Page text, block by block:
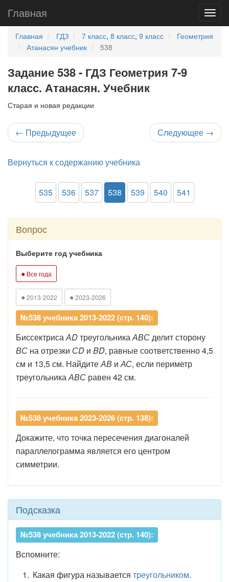
Главная
Главная ГДЗ 7 класс, 8 класс, 9 класс
Геометрия
Атанасян учебник
538
Задание 538 - ГДЗ Геометрия 7-9
класс. Атанасян. Учебник
Старая и новая редакции
← Предыдущее Следующее →
Вернуться к содержанию учебника
535 536 537 538 539 540 541
Вопрос
Выберите год учебника
● Все года
● 2013-2022 ● 2023-2026
№538 учебника 2013-2022 (стр. 140):
БиссектрисаАDтреугольникаАВСделит сторону
ВС на отрезки СD и BD, равные соответственно 4,5
см и 13,5 см. НайдитеАВ иАС, если периметр
треугольникаАВС равен 42 см.
№538 учебника 2023-2026 (стр. 138):
Докажите, что точка пересечения диагоналей
параллелограмма является его центром
симметрии.
Подсказка
№538 учебника 2013-2022 (стр. 140):
Вспомните:
Какая фигура называется треугольником.